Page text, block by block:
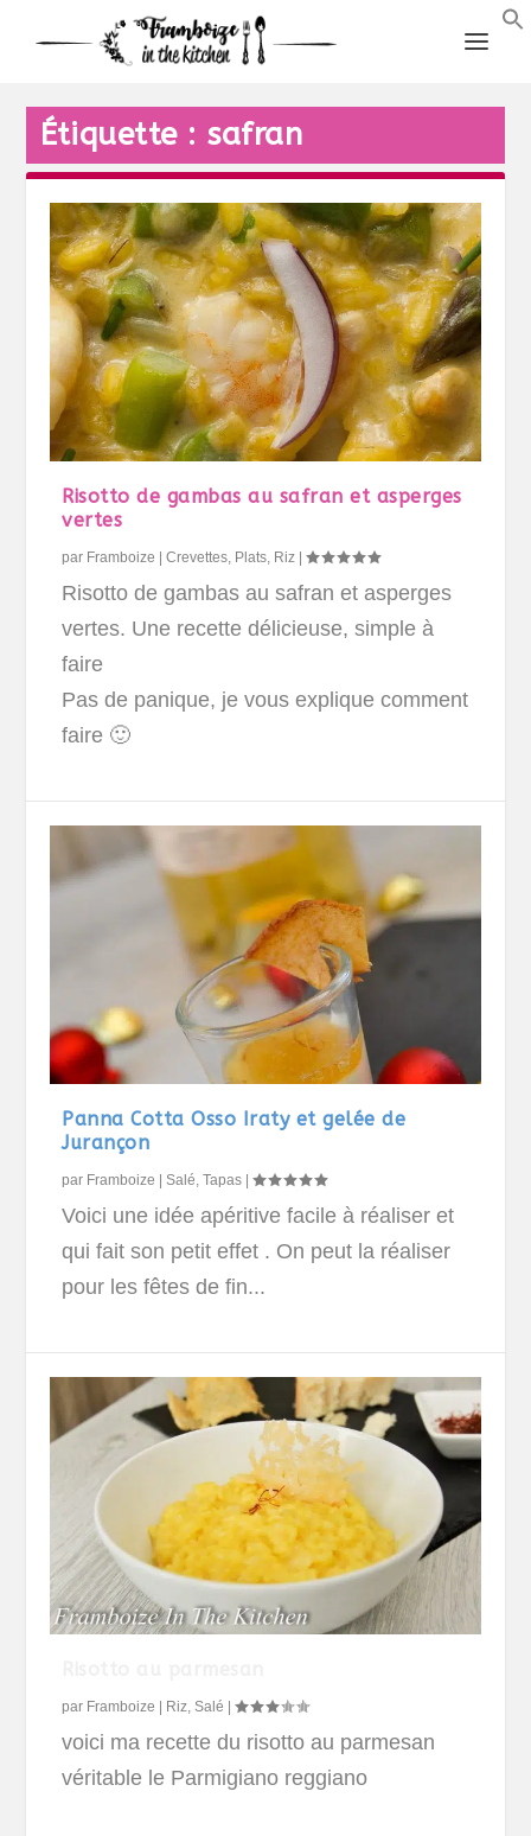
Étiquette : safran
Risotto de gambas au safran et asperges
vertes
par Framboize |Crevettes Plats Riz |
Risotto de gambas au safran et asperges
vertes. Une recette délicieuse, simple à
faire
Pas de panique, je vous explique comment
faire 🙂
Panna Cotta Osso Iraty et gelée de
Jurançon
par Framboize |Salé ,Tapas |
Voici une idée apéritive facile à réaliser et
qui fait son petit effet . On peut la réaliser
pour les fêtes de fin...
par Framboize Riz,Salé |
voici ma recette du risotto au parmesan
véritable le Parmigiano reggiano